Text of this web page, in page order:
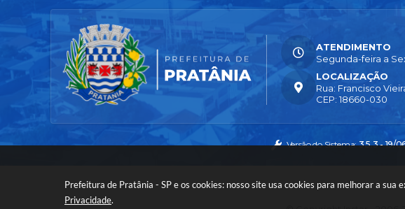
Prefeitura de Pratânia - SP e os cookies: nosso site usa cookies para melhorar a sua
Privacidade.
LOCALIZAÇÃO
Rua: Francisco
CEP: 18660-030
ATENDIMENTO
Segunda-feira a
Versão do Sistema:3.5.3 - 19/